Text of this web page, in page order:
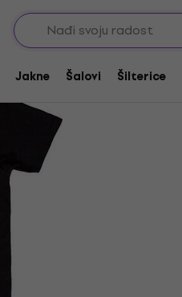
Jakne Šalovi Šilterice